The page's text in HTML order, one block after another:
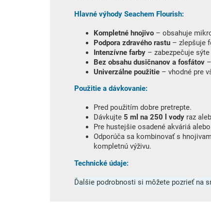
Hlavné výhody Seachem Flourish:
Kompletné hnojivo – obsahuje
Podpora zdravého rastu – zlepšuje
Intenzívne farby – zabezpečuje
Bez obsahu dusičnanov a fosfátov
Univerzálne použitie – vhodné pre
Použitie a dávkovanie:
Pred použitím dobre pretrepte.
Dávkujte 5 ml na 250 l vody raz
Pre hustejšie osadené akváriá
Odporúča sa kombinovať s
kompletnú výživu.
Technické údaje:
Ďalšie podrobnosti si môžete pozrieť na